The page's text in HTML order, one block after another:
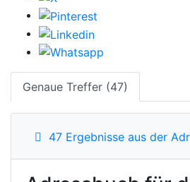
Genaue Treffer (47)
47 Ergebnisse aus der